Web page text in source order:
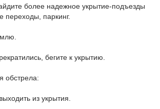
более надежное укрытие-подъезды
переходы, паркинг.
бегите к укрытию.
обстрела:
из укрытия.